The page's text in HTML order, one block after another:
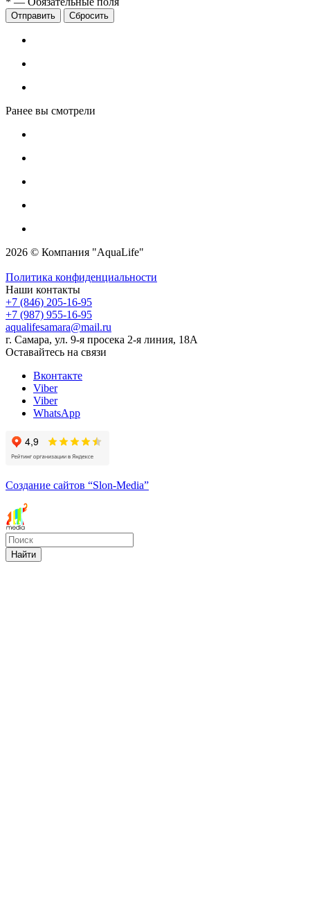
Сбросить
Ранее вы смотрели
2026 © Компания "AquaLife"
Политика конфиденциальности
Наши контакты
+7 (846) 205-16-95
+7 (987) 955-16-95
aqualifesamara@mail.ru
г. Самара, ул. 9-я просека 2-я линия, 18А
Оставайтесь на связи
Вконтакте
Viber
Viber
WhatsApp
Создание сайтов “Slon-Media”
Найти